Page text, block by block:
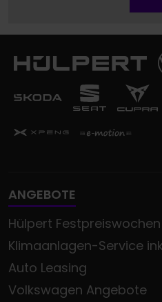
ANGEBOTE
Hülpert
Klimaanlagen-Service
Auto Leasing
Volkswagen Angebote